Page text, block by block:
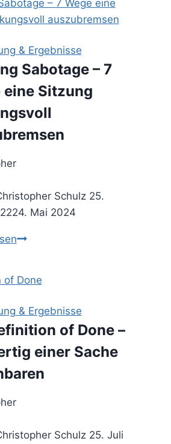
für
den
Auftakt
im
Kundenvorhaben
& Ergebnisse
Sabotage – 7
eine Sitzung
Schulz 25.
24. Mai 2024
Meeting
7
eine
Sitzung
wirkungsvoll
auszubremsen
& Ergebnisse
of Done –
einer Sache
Schulz 25. Juli